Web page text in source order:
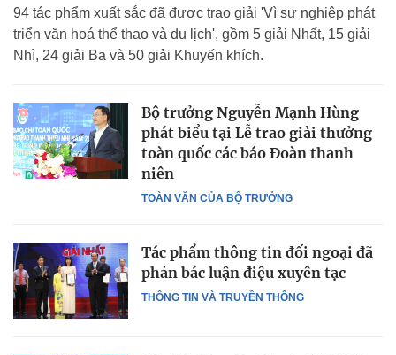
94 tác phẩm xuất sắc đã được trao giải 'Vì sự nghiệp phát
triển văn hoá thể thao và du lịch', gồm 5 giải Nhất, 15 giải
Nhì, 24 giải Ba và 50 giải Khuyến khích.
TOÀN VĂN CỦA BỘ TRƯỞNG
Bộ trưởng Nguyễn Mạnh Hùng
phát biểu tại Lễ trao giải thưởng
toàn quốc các báo Đoàn thanh
niên
THÔNG TIN VÀ TRUYỀN THÔNG
Tác phẩm thông tin đối ngoại đã
phản bác luận điệu xuyên tạc